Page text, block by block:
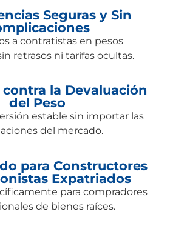
Seguras y Sin
a contratistas en pesos
retrasos ni tarifas ocultas.
la Devaluación
del Peso
estable sin importar las
del mercado.
para Constructores
Expatriados
para compradores
de bienes raíces.